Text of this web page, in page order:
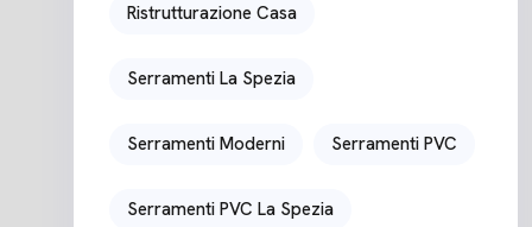
Ristrutturazione Casa
Serramenti La Spezia
Serramenti Moderni Serramenti PVC
Serramenti PVC La Spezia